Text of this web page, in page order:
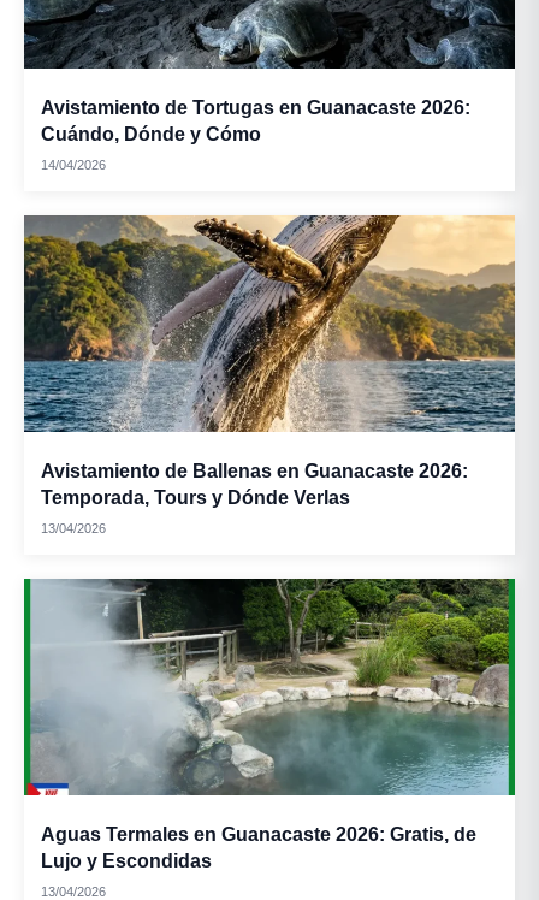
Avistamiento de Tortugas en Guanacaste 2026:
Cuándo, Dónde y Cómo
14/04/2026
Avistamiento de Ballenas en Guanacaste 2026:
Temporada, Tours y Dónde Verlas
13/04/2026
Aguas Termales en Guanacaste 2026: Gratis, de
Lujo y Escondidas
13/04/2026